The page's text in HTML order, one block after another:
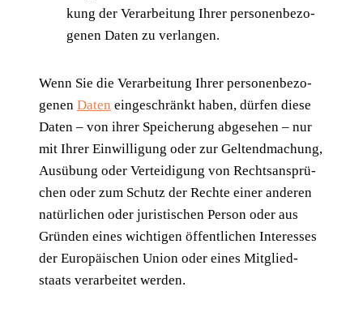
kung der Ver­ar­bei­tung Ihrer per­so­nen­be­zo­
ge­nen Daten zu verlangen.
Wenn Sie die Ver­ar­bei­tung Ihrer per­so­nen­be­zo­
ge­nen Daten ein­ge­schränkt haben, dür­fen die­se
Daten – von ihrer Spei­che­rung abge­se­hen – nur
mit Ihrer Ein­wil­li­gung oder zur Gel­tend­ma­chung,
Aus­übung oder Ver­tei­di­gung von Rechts­an­sprü­
chen oder zum Schutz der Rech­te einer ande­ren
natür­li­chen oder juris­ti­schen Per­son oder aus
Grün­den eines wich­ti­gen öffent­li­chen Inter­es­ses
der Euro­päi­schen Uni­on oder eines Mit­glied­
staats ver­ar­bei­tet werden.